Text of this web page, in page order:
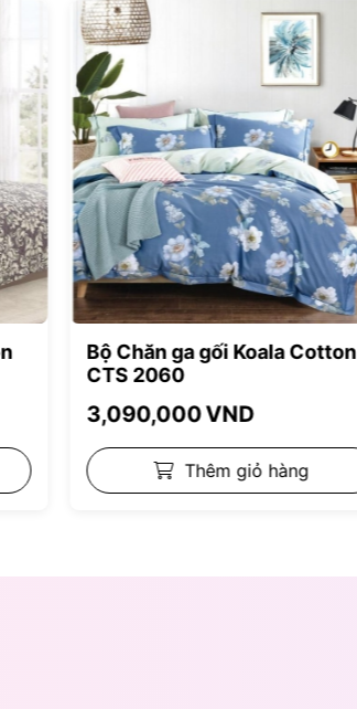
Bộ Chăn ga gối Koala Cotton
CTS 2060
3,090,000VND
Thêm giỏ hàng